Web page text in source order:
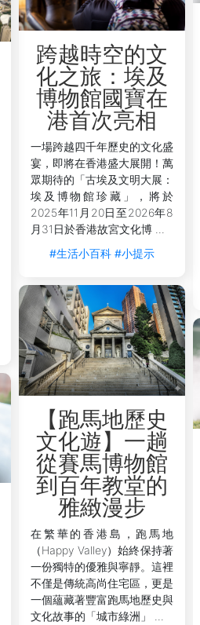
跨越時空的文
化之旅：埃及
博物館國寶在
港首次亮相
一場跨越四千年歷史的文化盛
宴，即將在香港盛大展開！萬
眾期待的「古埃及文明大展：
埃及博物館珍藏」，將於
2025年11月20日至2026年8
月31日於香港故宮文化博 ...
#生活小百科 #小提示
【跑馬地歷史
文化遊】一趟
從賽馬博物館
到百年教堂的
雅緻漫步
在繁華的香港島，跑馬地
（Happy Valley）始終保持著
一份獨特的優雅與寧靜。這裡
不僅是傳統高尚住宅區，更是
一個蘊藏著豐富跑馬地歷史與
文化故事的「城市綠洲」 ...